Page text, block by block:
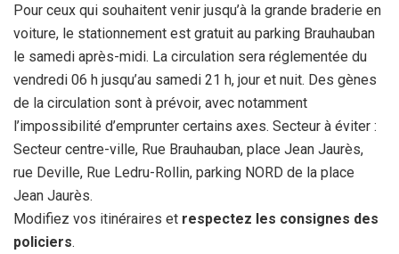
Pour ceux qui souhaitent venir jusqu’à la grande braderie en
voiture, le stationnement est gratuit au parking Brauhauban
le samedi après-midi. La circulation sera réglementée du
vendredi 06 h jusqu’au samedi 21 h, jour et nuit. Des gènes
de la circulation sont à prévoir, avec notamment
l’impossibilité d’emprunter certains axes. Secteur à éviter :
Secteur centre-ville, Rue Brauhauban, place Jean Jaurès,
rue Deville, Rue Ledru-Rollin, parking NORD de la place
Jean Jaurès.
Modifiez vos itinéraires et respectez les consignes des
policiers.